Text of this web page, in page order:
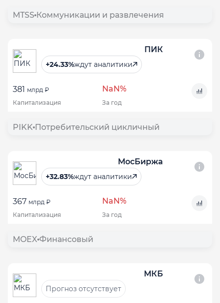
MTSS Коммуникации и развлечения
ПИК
+24.33%ждут аналитики
381 млрд ₽ NaN%
Капитализация За год
PIKK Потребительский цикличный
МосБиржа
+32.83%ждут аналитики
367 млрд ₽ NaN%
Капитализация За год
MOEX Финансовый
МКБ
Прогноз отсутствует